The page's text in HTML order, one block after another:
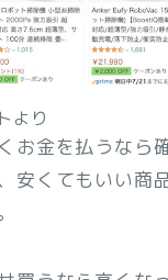
より
お金を払うなら
安くてもいい商